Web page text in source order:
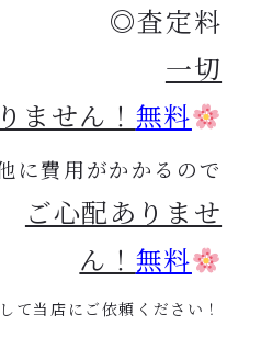
◎査定料
一切
ません！ 無料
に費用がかかるので
ご心配ありませ
ん！ 無料
て当店にご依頼ください！